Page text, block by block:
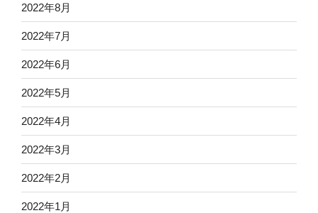
2022年8月
2022年7月
2022年6月
2022年5月
2022年4月
2022年3月
2022年2月
2022年1月